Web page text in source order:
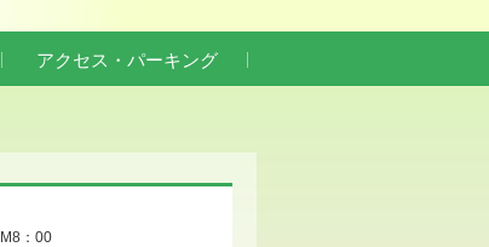
アクセス・パーキング
：00